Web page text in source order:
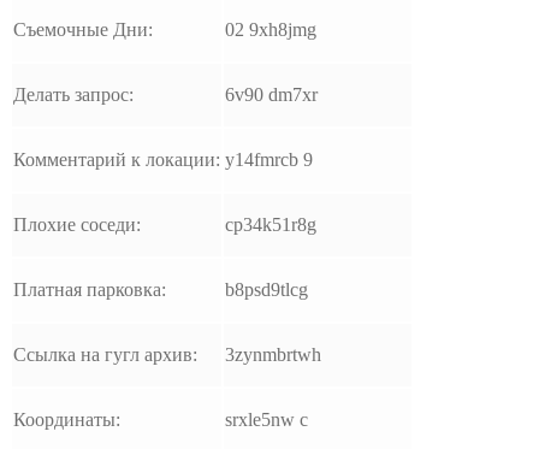
Съемочные Дни: 02 9xh8jmg
Делать запрос: 6v90 dm7xr
Комментарий к локации: y14fmrcb 9
Плохие соседи: cp34k51r8g
Платная парковка: b8psd9tlcg
Ссылка на гугл архив: 3zynmbrtwh
Координаты: srxle5nw c